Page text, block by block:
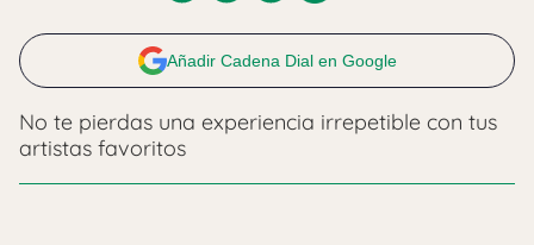
Añadir Cadena Dial en Google
No te pierdas una experiencia irrepetible con tus
artistas favoritos